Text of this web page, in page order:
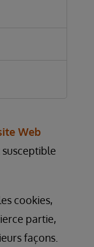
Web
cookies,
partie,
façons.